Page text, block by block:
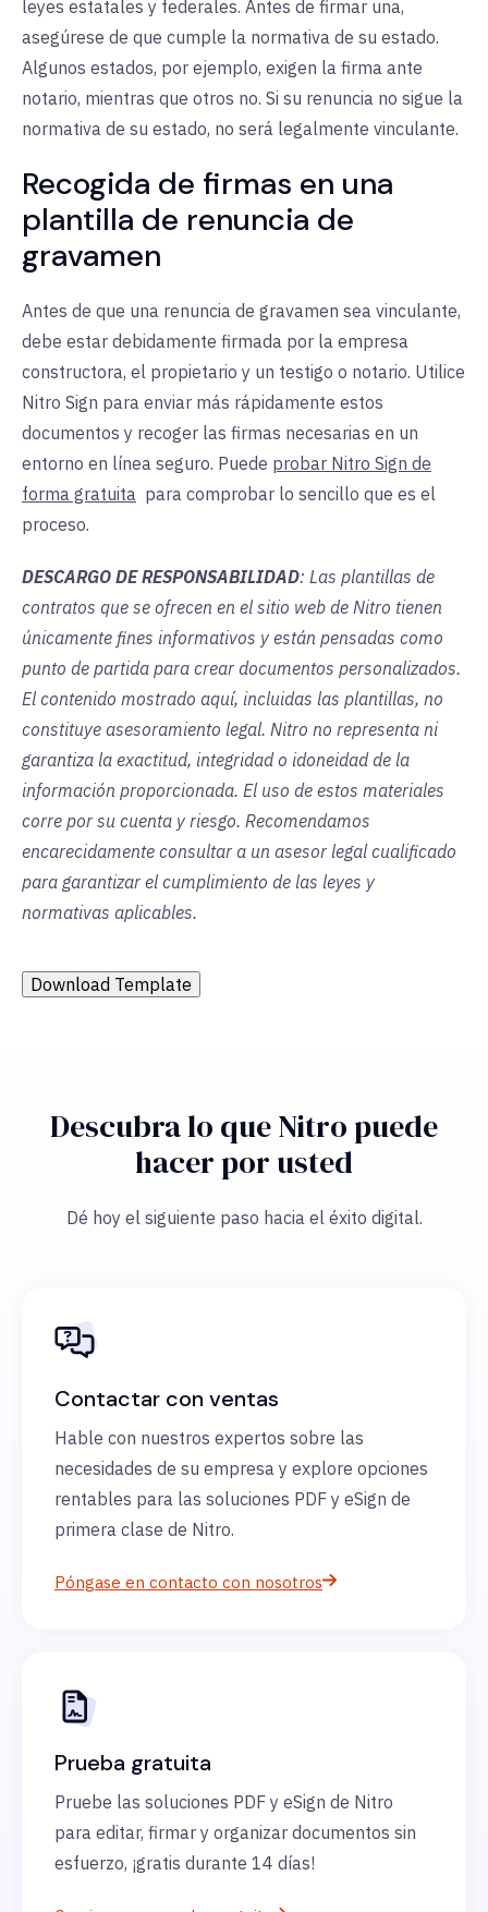
leyes estatales y federales. Antes de firmar una,
asegúrese de que cumple la normativa de su estado.
Algunos estados, por ejemplo, exigen la firma ante
notario, mientras que otros no. Si su renuncia no sigue la
normativa de su estado, no será legalmente vinculante.
Recogida de firmas en una
plantilla de renuncia de
gravamen
Antes de que una renuncia de gravamen sea vinculante,
debe estar debidamente firmada por la empresa
constructora, el propietario y un testigo o notario. Utilice
Nitro Sign para enviar más rápidamente estos
documentos y recoger las firmas necesarias en un
entorno en línea seguro. Puede probar Nitro Sign de
forma gratuita para comprobar lo sencillo que es el
proceso.
DESCARGO DE RESPONSABILIDAD: Las plantillas de
contratos que se ofrecen en el sitio web de Nitro tienen
únicamente fines informativos y están pensadas como
punto de partida para crear documentos personalizados.
El contenido mostrado aquí, incluidas las plantillas, no
constituye asesoramiento legal. Nitro no representa ni
garantiza la exactitud, integridad o idoneidad de la
información proporcionada. El uso de estos materiales
corre por su cuenta y riesgo. Recomendamos
encarecidamente consultar a un asesor legal cualificado
para garantizar el cumplimiento de las leyes y
normativas aplicables.
Download Template
Descubra lo que Nitro puede
hacer por usted
Dé hoy el siguiente paso hacia el éxito digital.
Contactar con ventas
Hable con nuestros expertos sobre las
necesidades de su empresa y explore opciones
rentables para las soluciones PDF y eSign de
primera clase de Nitro.
Póngase en contacto con nosotros
Prueba gratuita
Pruebe las soluciones PDF y eSign de Nitro
para editar, firmar y organizar documentos sin
esfuerzo, ¡gratis durante 14 días!